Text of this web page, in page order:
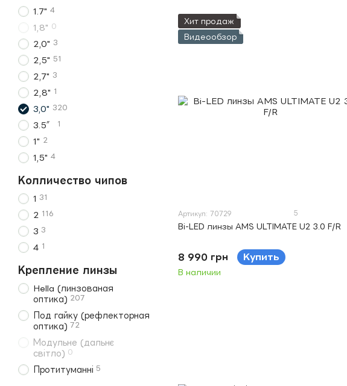
Хит продаж
Видеообзор
Артикул: 70729 5
Bi-LED линзы AMS ULTIMATE U2 3.0 F/R
8 990 грн Купить
В наличии
1.7" 4
1,8" 0
2,0" 3
2,5" 51
2,7" 3
2,8" 1
3,0" 320
3.5″ 1
1" 2
1,5" 4
Колличество чипов
1 31
2 116
3 3
4 1
Крепление линзы
Hella (линзованая
оптика) 207
Под гайку (рефлекторная
оптика) 72
Модульне (дальнє
світло) 0
Протитуманні 5